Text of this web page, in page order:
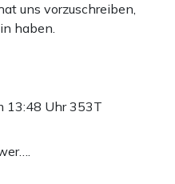
uns vorzuschreiben,
haben.
13:48 Uhr353T